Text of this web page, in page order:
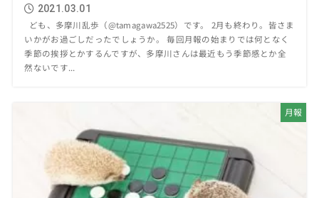
2021.03.01
ども、多摩川乱歩（@tamagawa2525）です。 2月も終わり。皆さま
いかがお過ごしだったでしょうか。 毎回月報の始まりでは何となく
季節の挨拶とかするんですが、多摩川さんは最近もう季節感とか全
然ないです...
月報